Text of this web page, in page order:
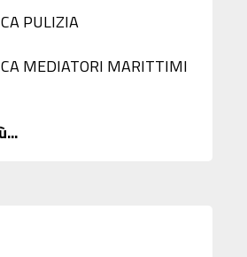
PULIZIA
MEDIATORI MARITTIMI